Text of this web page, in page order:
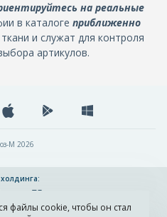
на реальные
в каталоге приближенно
и служат для контроля
артикулов.
М 2026
файлы cookie, чтобы он стал